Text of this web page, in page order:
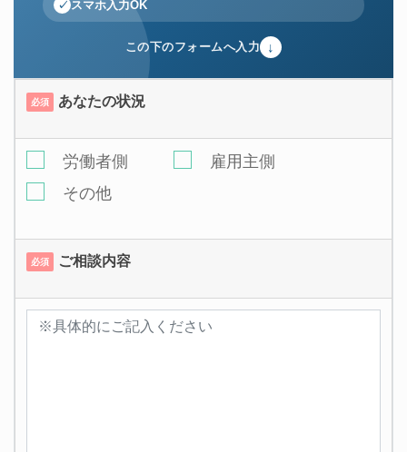
スマホ入力OK
この下のフォームへ入力 ↓
必須 あなたの状況
労働者側
雇用主側
その他
必須 ご相談内容